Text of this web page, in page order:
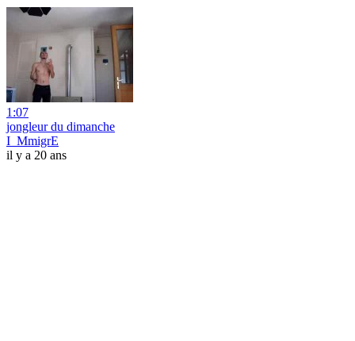
1:07
jongleur du dimanche
I_MmigrE
il y a 20 ans